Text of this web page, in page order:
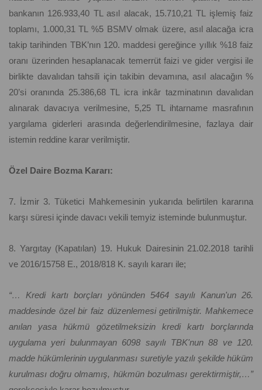
bankanın 126.933,40 TL asıl alacak, 15.710,21 TL işlemiş faiz
toplamı, 1.000,31 TL %5 BSMV olmak üzere, asıl alacağa icra
takip tarihinden TBK’nın 120. maddesi gereğince yıllık %18 faiz
oranı üzerinden hesaplanacak temerrüt faizi ve gider vergisi ile
birlikte davalıdan tahsili için takibin devamına, asıl alacağın %
20’si oranında 25.386,68 TL icra inkâr tazminatının davalıdan
alınarak davacıya verilmesine, 5,25 TL ihtarname masrafının
yargılama giderleri arasında değerlendirilmesine, fazlaya dair
istemin reddine karar verilmiştir.
Özel Daire Bozma Kararı:
7. İzmir 3. Tüketici Mahkemesinin yukarıda belirtilen kararına
karşı süresi içinde davacı vekili temyiz isteminde bulunmuştur.
8. Yargıtay (Kapatılan) 19. Hukuk Dairesinin 21.02.2018 tarihli
ve 2016/15758 E., 2018/818 K. sayılı kararı ile;
“… Kredi kartı borçları yönünden 5464 sayılı Kanun'un 26.
maddesinde özel bir faiz düzenlemesi getirilmiştir. Mahkemece
anılan yasa hükmü gözetilmeksizin kredi kartı borçlarında
uygulama yeri bulunmayan 6098 sayılı TBK'nun 88 ve 120.
madde hükümlerinin uygulanması suretiyle yazılı şekilde hüküm
kurulması doğru olmamış, hükmün bozulması gerektirmiştir,…”